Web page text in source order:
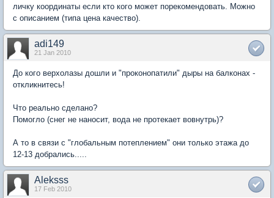
личку координаты если кто кого может порекомендовать. Можно
с описанием (типа цена качество).
adi149
21 Jan 2010
До кого верхолазы дошли и "проконопатили" дыры на балконах -
откликнитесь!
Что реально сделано?
Помогло (снег не наносит, вода не протекает вовнутрь)?
А то в связи с "глобальным потеплением" они только этажа до
12-13 добрались.....
Aleksss
17 Feb 2010